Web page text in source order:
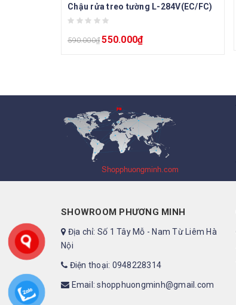
Chậu rửa treo tường L-284V(EC/FC)
590.000₫ 550.000₫
SHOWROOM PHƯƠNG MINH
Địa chỉ: Số 1 Tây Mỗ - Nam Từ Liêm Hà
Nội
Điện thoại: 0948228314
Email: shopphuongminh@gmail.com